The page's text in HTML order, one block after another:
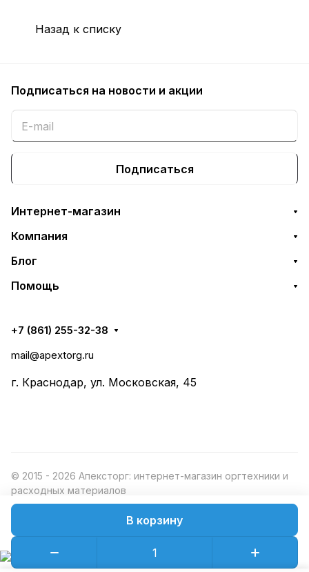
В корзину
Назад к списку
Подписаться на новости и акции
Подписаться
Интернет-магазин
Компания
Блог
Помощь
+7 (861) 255-32-38
mail@apextorg.ru
г. Краснодар, ул. Московская, 45
© 2015 - 2026 Апексторг: интернет-магазин оргтехники и
расходных материалов
Конфиденциальность